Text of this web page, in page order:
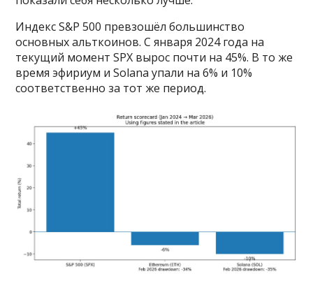
Индекс S&P 500 превзошёл большинство
основных альткоинов. С января 2024 года на
текущий момент SPX вырос почти на 45%. В то же
время эфириум и Solana упали на 6% и 10%
соответственно за тот же период.